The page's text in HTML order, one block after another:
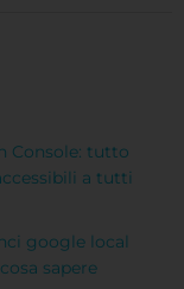
Console: tutto
a tutti
google local
sapere